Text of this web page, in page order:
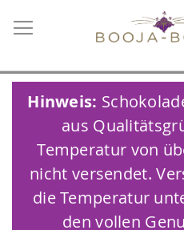
Hinweis:
aus
Temperatur von
nicht versendet.
die Temperatur
den vollen